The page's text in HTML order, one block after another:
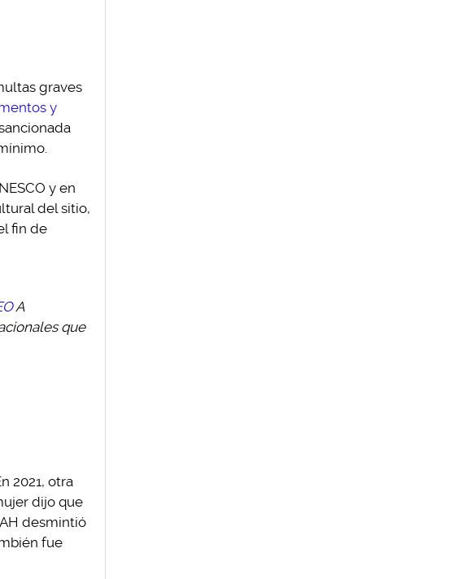
graves
y
y en
del sitio,
fin de
A
que
2021, otra
dijo que
desmintió
fue